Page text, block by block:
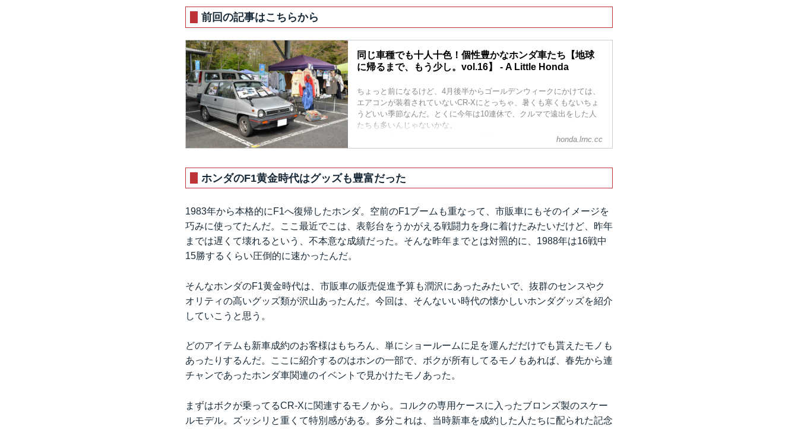
前回の記事はこちらから
同じ車種でも十人十色！個性豊かなホンダ車たち【地球
に帰るまで、もう少し。vol.16】 - A Little Honda
ちょっと前になるけど、4月後半からゴールデンウィークにかけては、
エアコンが装着されていないCR-Xにとっちゃ、暑くも寒くもないちょ
うどいい季節なんだ。とくに今年は10連休で、クルマで遠出をした人
たちも多いんじゃないかな。
ボクも例年、こどもの日の5日には岩手までイベントに行ってたりする
んだ。このゴールデンウィーク期間、昼間の高速道路は渋滞してたり
ルートは、連休のお陰で、物流の大型トラックも少ない国道4号線をチ
ョイス。学生時代にホン...
honda.lrnc.cc
ホンダのF1黄金時代はグッズも豊富だった
1983年から本格的にF1へ復帰したホンダ。空前のF1ブームも重なって、市販車にもそのイメージを
巧みに使ってたんだ。ここ最近でこは、表彰台をうかがえる戦闘力を身に着けたみたいだけど、昨年
までは遅くて壊れるという、不本意な成績だった。そんな昨年までとは対照的に、1988年は16戦中
15勝するくらい圧倒的に速かったんだ。
そんなホンダのF1黄金時代は、市販車の販売促進予算も潤沢にあったみたいで、抜群のセンスやク
オリティの高いグッズ類が沢山あったんだ。今回は、そんないい時代の懐かしいホンダグッズを紹介
していこうと思う。
どのアイテムも新車成約のお客様はもちろん、単にショールームに足を運んだだけでも貰えたモノも
あったりするんだ。ここに紹介するのはホンの一部で、ボクが所有してるモノもあれば、春先から連
チャンであったホンダ車関連のイベントで見かけたモノあった。
まずはボクが乗ってるCR-Xに関連するモノから。コルクの専用ケースに入ったブロンズ製のスケー
ルモデル。ズッシリと重くて特別感がある。多分これは、当時新車を成約した人たちに配られた記念